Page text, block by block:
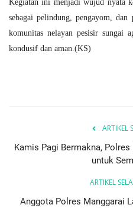
Kegiatan ini menjadi wujud nyata
sebagai pelindung, pengayom, dan
komunitas nelayan pesisir sungai
kondusif dan aman.(KS)
ARTIKEL
Kamis Pagi Bermakna,
untuk
ARTIKEL
Anggota Polres Manggarai